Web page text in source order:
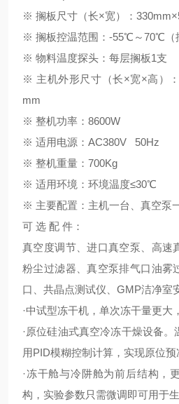
※ 搁板尺寸（长×宽）：
※ 搁板控温范围：-55℃～70℃（
※ 物料温度探头：每层搁板1支
※ 主机外形尺寸（长×宽×高）
mm
※ 整机功率：8600W
※ 适用电源：AC380V 50Hz
※ 整机重量：700Kg
※ 适用环境：环境温度≤30℃
※ 主要配置：主机一台、真空泵
可 选 配 件：
真空度调节、进口真空泵、高速
粉尘过滤器、真空泵排气口油雾
口、共晶点测试仪、 GMP洁净室
·中试型冻干机，单次冻干量更大
·原位硅油式真空冷冻干燥设备
用PID模糊控制计算，实现原位预
·冻干舱与冷阱舱为前后结构，
构，实验参数只需微调即可用于生